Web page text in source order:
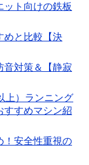
ット向けの鉄板
めと比較【決
音対策＆【静寂
上）ランニング
すすめマシン紹
！安全性重視の